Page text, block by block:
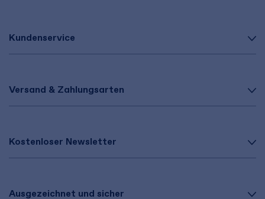
Kundenservice
Versand & Zahlungsarten
Kostenloser Newsletter
Ausgezeichnet und sicher